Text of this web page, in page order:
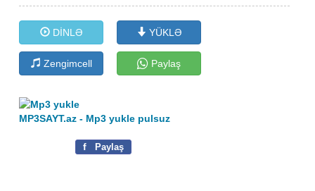
DİNLƏ YÜKLƏ
Zengimcell Paylaş
MP3SAYT.az - Mp3 yukle pulsuz
f Paylaş